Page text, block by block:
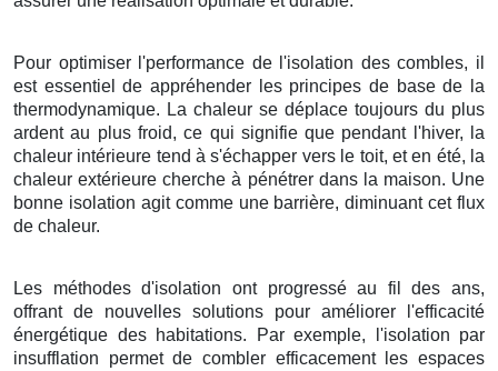
Pour optimiser l'performance de l'isolation des combles, il
est essentiel de appréhender les principes de base de la
thermodynamique. La chaleur se déplace toujours du plus
ardent au plus froid, ce qui signifie que pendant l'hiver, la
chaleur intérieure tend à s'échapper vers le toit, et en été, la
chaleur extérieure cherche à pénétrer dans la maison. Une
bonne isolation agit comme une barrière, diminuant cet flux
de chaleur.
Les méthodes d'isolation ont progressé au fil des ans,
offrant de nouvelles solutions pour améliorer l'efficacité
énergétique des habitations. Par exemple, l'isolation par
insufflation permet de combler efficacement les espaces